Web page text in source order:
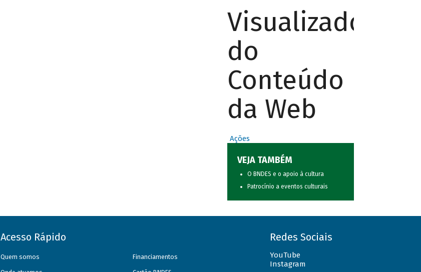
Visualizador
do
Conteúdo
da Web
Ações
VEJA TAMBÉM
O BNDES e o apoio à cultura
Patrocínio a eventos culturais
Acesso Rápido
Quem somos Financiamentos
Redes Sociais
YouTube
Instagram